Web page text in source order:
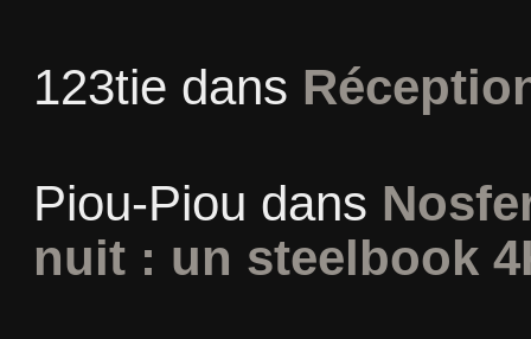
123tie dans
Piou-Piou dans
nuit : un steelbook